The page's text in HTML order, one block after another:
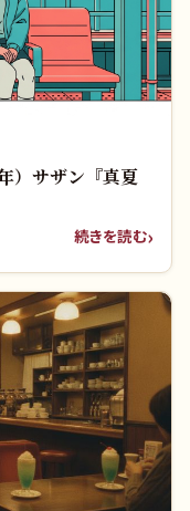
）サザン『真夏
続きを読む